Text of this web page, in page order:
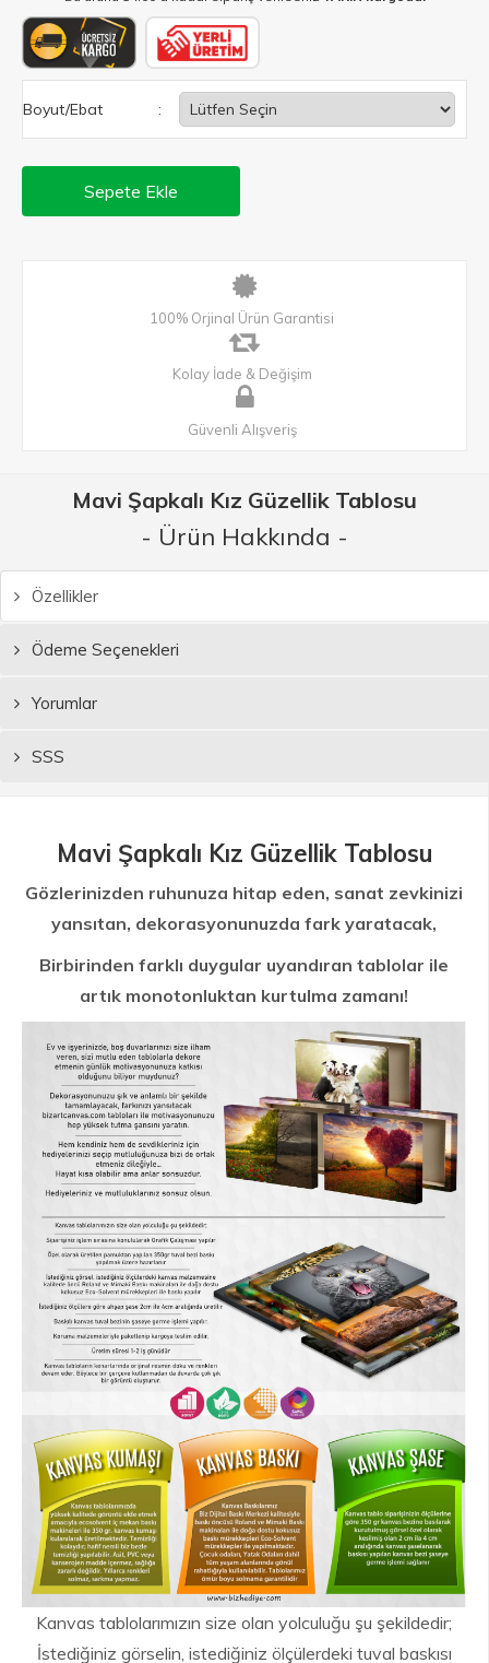
Boyut/Ebat :
Sepete Ekle
100% Orjinal Ürün Garantisi
Kolay İade & Değişim
Güvenli Alışveriş
Mavi Şapkalı Kız Güzellik Tablosu
- Ürün Hakkında -
Özellikler
Ödeme Seçenekleri
Yorumlar
SSS
Mavi Şapkalı Kız Güzellik Tablosu
Gözlerinizden ruhunuza hitap eden, sanat zevkinizi
yansıtan, dekorasyonunuzda fark yaratacak,
Birbirinden farklı duygular uyandıran tablolar ile
artık monotonluktan kurtulma zamanı!
Kanvas tablolarımızın size olan yolculuğu şu şekildedir;
İstediğiniz görselin, istediğiniz ölçülerdeki tuval baskısı